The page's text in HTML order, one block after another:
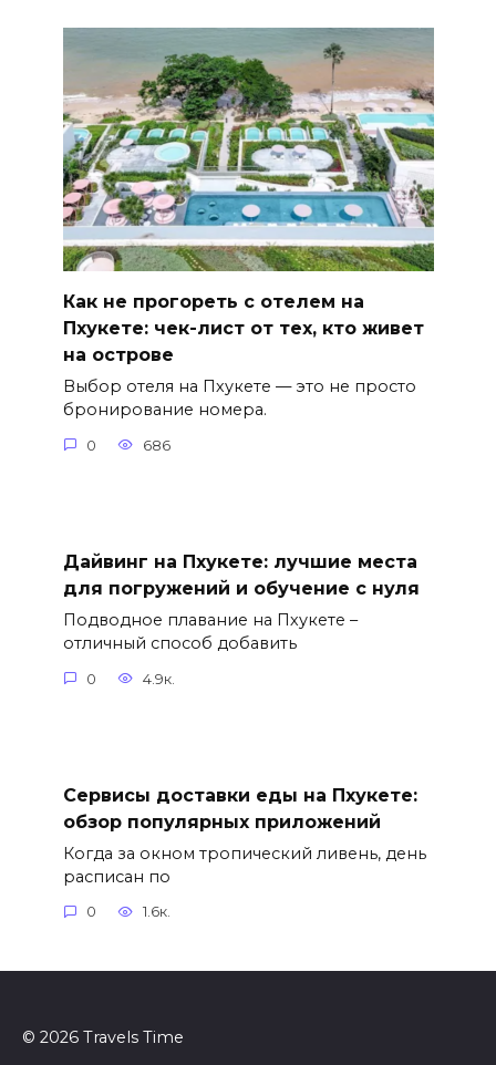
Как не прогореть с отелем на
Пхукете: чек-лист от тех, кто живет
на острове
Выбор отеля на Пхукете — это не просто
бронирование номера.
0 686
Дайвинг на Пхукете: лучшие места
для погружений и обучение с нуля
Подводное плавание на Пхукете –
отличный способ добавить
0 4.9к.
Сервисы доставки еды на Пхукете:
обзор популярных приложений
Когда за окном тропический ливень, день
расписан по
0 1.6к.
© 2026 Travels Time